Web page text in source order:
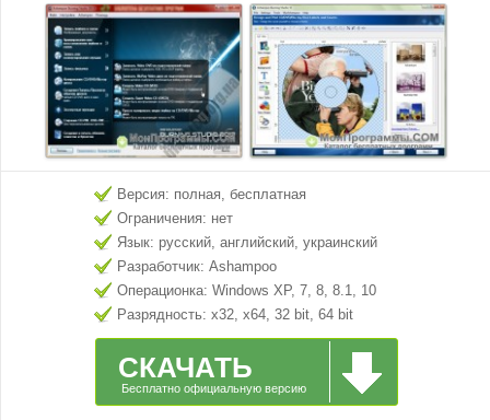
Версия: полная, бесплатная
Ограничения: нет
Язык: русский, английский, украинский
Разработчик: Ashampoo
Операционка: Windows XP, 7, 8, 8.1, 10
Разрядность: x32, x64, 32 bit, 64 bit
СКАЧАТЬ
Бесплатно официальную версию